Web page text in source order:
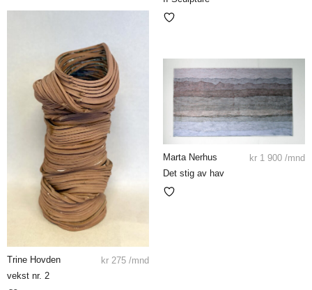
Trine Hovden
vekst nr. 2
kr 275 /mnd
Marta Nerhus
Det stig av hav
kr 1 900 /mnd